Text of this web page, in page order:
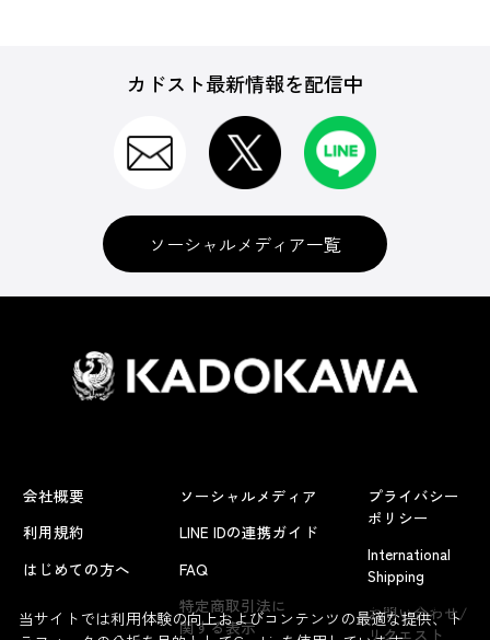
よくあるお問い合わせ
カドスト最新情報を配信中
ソーシャルメディア一覧
会社概要
利用規約
はじめての方へ
ソーシャルメディア
LINE IDの連携ガイド
FAQ
特定商取引法に
関する表示
プライバシー
ポリシー
International
Shipping
お問い合わせ/
リクエスト
当サイトでは利用体験の向上およびコンテンツの最適な提供、ト